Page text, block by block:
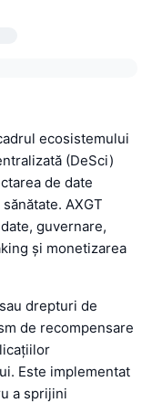
ecosistemului
(DeSci)
de date
AXGT
guvernare,
și monetizarea
drepturi de
de recompensare
Este implementat
a sprijini